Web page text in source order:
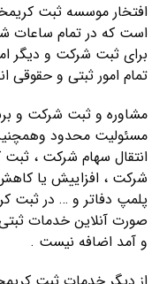
افتخار موسسه ثبت
است که در تمام ساعات
برای ثبت شرکت و دیگر
تمام امور ثبتی و حقوقی
مشاوره و ثبت شرکت و
مسئولیت محدود
انتقال سهام شرکت ،
شرکت ، افزاییش یا
پلمپ دفاتر و … در ثبت
صورت آنلاین خدمات
و آمد اضافه نیست .